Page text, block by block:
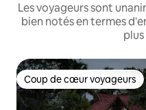
Les voyageurs sont
bien notés en termes
Coup de cœur voyageurs
Coup de cœur voyageurs